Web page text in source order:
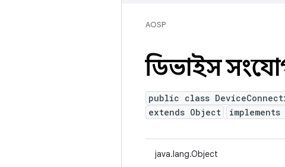
AOSP
ডিভাইস
public class
extends Object
implements
java.lang.Object